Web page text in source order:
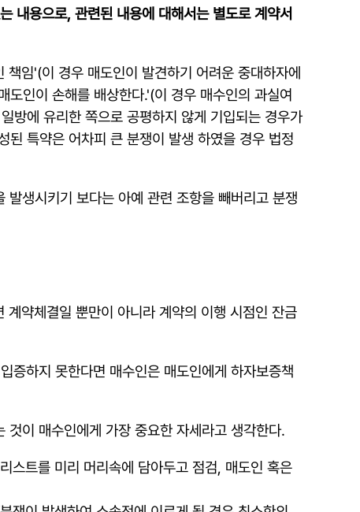
내용으로, 관련된 내용에 대해서는 별도로 계약서
임'(이 경우 매도인이 발견하기 어려운 중대하자에
도인이 손해를 배상한다.'(이 경우 매수인의 과실여
방에 유리한 쪽으로 공평하지 않게 기입되는 경우가
된 특약은 어차피 큰 분쟁이 발생 하였을 경우 법정
생시키기 보다는 아예 관련 조항을 빼버리고 분쟁
약체결일 뿐만이 아니라 계약의 이행 시점인 잔금
증하지 못한다면 매수인은 매도인에게 하자보증책
이 매수인에게 가장 중요한 자세라고 생각한다.
스트를 미리 머리속에 담아두고 점검, 매도인 혹은